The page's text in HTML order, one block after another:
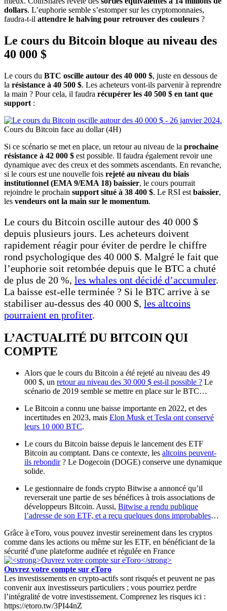
dollars. L’euphorie semble s’estomper sur les cryptomonnaies,
faudra-t-il attendre le halving pour retrouver des couleurs ?
Le cours du Bitcoin bloque au niveau des
40 000 $
Le cours du BTC oscille autour des 40 000 $, juste en dessous de
la résistance à 40 500 $. Les acheteurs vont-ils parvenir à reprendre
la main ? Pour cela, il faudra récupérer les 40 500 $ en tant que
support :
Cours du Bitcoin face au dollar (4H)
Si ce scénario se met en place, un retour au niveau de la prochaine
résistance à 42 000 $ est possible. Il faudra également revoir une
dynamique avec des creux et des sommets ascendants. En revanche,
si le cours est une nouvelle fois rejeté au niveau du biais
institutionnel (EMA 9/EMA 18) baissier, le cours pourrait
rejoindre le prochain support situé à 38 400 $. Le RSI est baissier,
les vendeurs ont la main sur le momentum.
Le cours du Bitcoin oscille autour des 40 000 $
depuis plusieurs jours. Les acheteurs doivent
rapidement réagir pour éviter de perdre le chiffre
rond psychologique des 40 000 $. Malgré le fait que
l’euphorie soit retombée depuis que le BTC a chuté
de plus de 20 %, les whales ont décidé d’accumuler.
La baisse est-elle terminée ? Si le BTC arrive à se
stabiliser au-dessus des 40 000 $, les altcoins
pourraient en profiter.
L’ACTUALITÉ DU BITCOIN QUI
COMPTE
Alors que le cours du Bitcoin a été rejeté au niveau des 49
000 $, un retour au niveau des 30 000 $ est-il possible ? Le
scénario de 2019 semble se mettre en place sur le BTC…
Le Bitcoin a connu une baisse importante en 2022, et des
incertitudes en 2023, mais Elon Musk et Tesla ont conservé
leurs 10 000 BTC.
Le cours du Bitcoin baisse depuis le lancement des ETF
Bitcoin au comptant. Dans ce contexte, les altcoins peuvent-
ils rebondir? Le Dogecoin (DOGE) conserve une dynamique
solide.
Le gestionnaire de fonds crypto Bitwise a annoncé qu’il
reverserait une partie de ses bénéfices à trois associations de
développeurs Bitcoin. Aussi, Bitwise a rendu publique
l’adresse de son ETF, et a reçu quelques dons improbables…
Grâce à eToro, vous pouvez investir sereinement dans les cryptos
comme dans les actions ou même sur les ETF, en bénéficiant de la
sécurité d'une plateforme auditée et régulée en France
Ouvrez votre compte sur eToro
Les investissements en crypto-actifs sont risqués et peuvent ne pas
convenir aux investisseurs particuliers ; vous pourriez perdre
l’intégralité de votre investissement. Comprenez les risques ici :
https://etoro.tw/3PI44nZ